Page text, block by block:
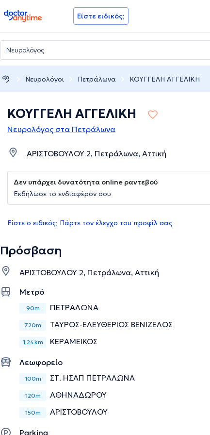
doctoranytime Είστε ειδικός;
Νευρολόγοι Πετράλωνα ΚΟΥΓΓΕΛΗ ΑΓΓΕΛΙΚΗ
ΚΟΥΓΓΕΛΗ ΑΓΓΕΛΙΚΗ
Νευρολόγος στα Πετράλωνα
ΑΡΙΣΤΟΒΟΥΛΟΥ 2, Πετράλωνα, Αττική
Δεν υπάρχει δυνατότητα online ραντεβού
Εκδήλωσε το ενδιαφέρον σου
Είστε ο ειδικός; Πάρτε τον έλεγχο του προφίλ σας
Πρόσβαση
ΑΡΙΣΤΟΒΟΥΛΟΥ 2, Πετράλωνα, Αττική
Μετρό
90m ΠΕΤΡΑΛΩΝΑ
720m ΤΑΥΡΟΣ-ΕΛΕΥΘΕΡΙΟΣ ΒΕΝΙΖΕΛΟΣ
1,24km ΚΕΡΑΜΕΙΚΟΣ
Λεωφορείο
100m ΣΤ. ΗΣΑΠ ΠΕΤΡΑΛΩΝΑ
120m ΑΘΗΝΑΔΩΡΟΥ
150m ΑΡΙΣΤΟΒΟΥΛΟΥ
Parking